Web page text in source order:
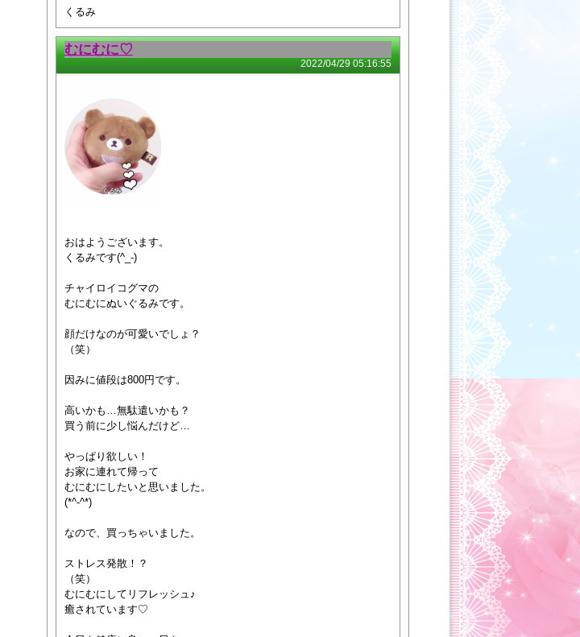
くるみ
むにむに♡
2022/04/29 05:16:55
おはようございます。
くるみです(^_-)
チャイロイコグマの
むにむにぬいぐるみです。
顔だけなのが可愛いでしょ？
（笑）
因みに値段は800円です。
高いかも…無駄遣いかも？
買う前に少し悩んだけど…
やっぱり欲しい！
お家に連れて帰って
むにむにしたいと思いました。
(*^-^*)
なので、買っちゃいました。
ストレス発散！？
（笑）
むにむにしてリフレッシュ♪
癒されています♡